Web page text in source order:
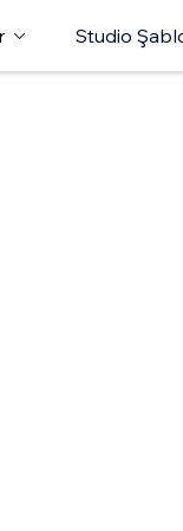
Studio